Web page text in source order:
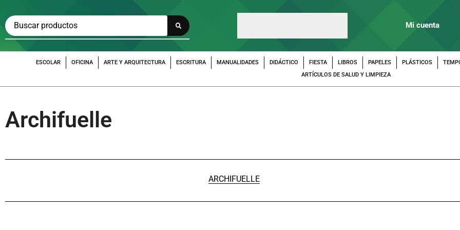
Mi cuenta
ESCOLAR OFICINA ARTE Y ARQUITECTURA ESCRITURA MANUALIDADES DIDÁCTICO FIESTA LIBROS PAPELES PLÁSTICOS
ARTÍCULOS DE SALUD Y LIMPIEZA
Archifuelle
ARCHIFUELLE